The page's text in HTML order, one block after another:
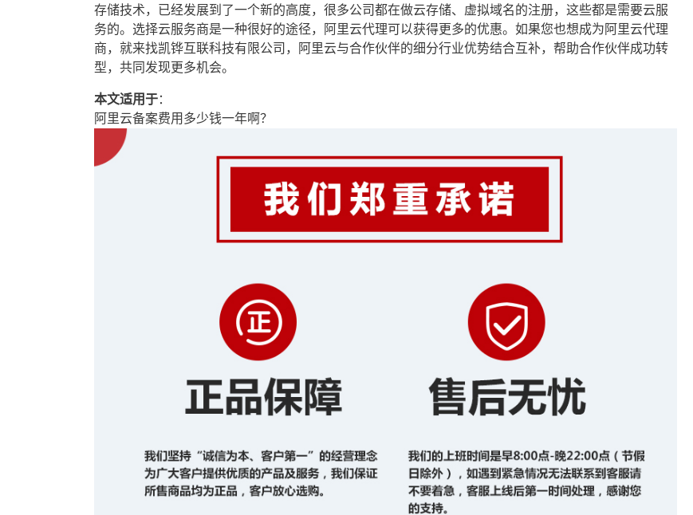
存储技术，已经发展到了一个新的高度，很多公司都在做云存储、虚拟域名的注册，这些都是需要云服
务的。选择云服务商是一种很好的途径，阿里云代理可以获得更多的优惠。如果您也想成为阿里云代理
商，就来找凯铧互联科技有限公司，阿里云与合作伙伴的细分行业优势结合互补，帮助合作伙伴成功转
型，共同发现更多机会。
本文适用于：
阿里云备案费用多少钱一年啊？